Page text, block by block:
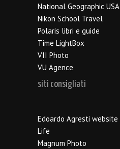
National Geographic USA
Nikon School Travel
Polaris libri e guide
Time LightBox
VII Photo
VU Agence
siti consigliati
Edoardo Agresti website
Life
Magnum Photo